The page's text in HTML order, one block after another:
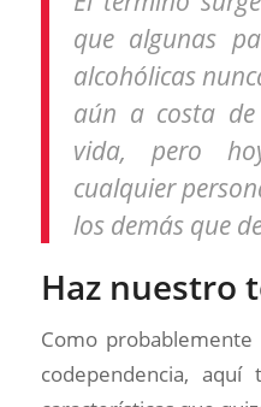
que algunas
alcohólicas
aún a costa
vida, pero
cualquier
los demás que
Haz nuestro
Como
codependencia,